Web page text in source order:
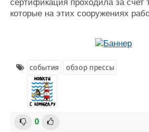
сертификация проходила за счет
которые на этих сооружениях
события обзор прессы
0